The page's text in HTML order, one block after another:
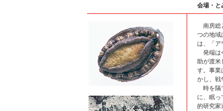
会場・と
南房総
つの地域
は、「ア
発端は
助が渡米
す。事業
かし、戦
時を隔
に、眠っ
的研究家